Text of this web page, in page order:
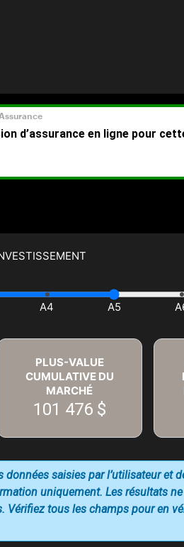
PLUS-VALUE
CUMULATIVE DU
MARCHÉ
101 476 $
données saisies par l’utilisateur et
uniquement. Les résultats
Vérifiez tous les champs pour en